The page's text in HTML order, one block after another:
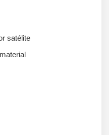
satélite